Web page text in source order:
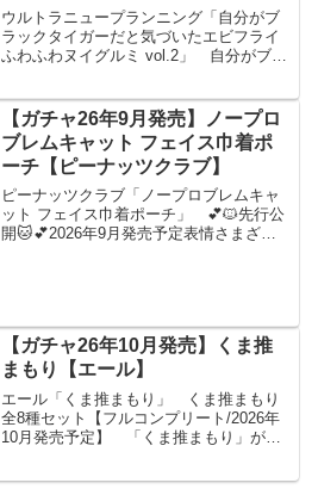
vol.2【ウルトラニュープランニ
ング】
ウルトラニュープランニング「自分がブ
ラックタイガーだと気づいたエビフライ
ふわふわヌイグルミ vol.2」 自分がブラ
【2026年11月予約/コンプリート】 ...
【ガチャ26年9月発売】ノープロ
ブレムキャット フェイス巾着ポ
ーチ【ピーナッツクラブ】
ピーナッツクラブ「ノープロブレムキャ
ット フェイス巾着ポーチ」 💕🐱先行公
開🐱💕2026年9月発売予定表情さまざま
【ガチャ26年10月発売】くま推
まもり【エール】
エール「くま推まもり」 くま推まもり
全8種セット【フルコンプリート/2026年
10月発売予定】 「くま推まもり」が全